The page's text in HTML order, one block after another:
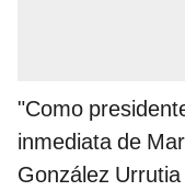
"Como
inmediata de
González